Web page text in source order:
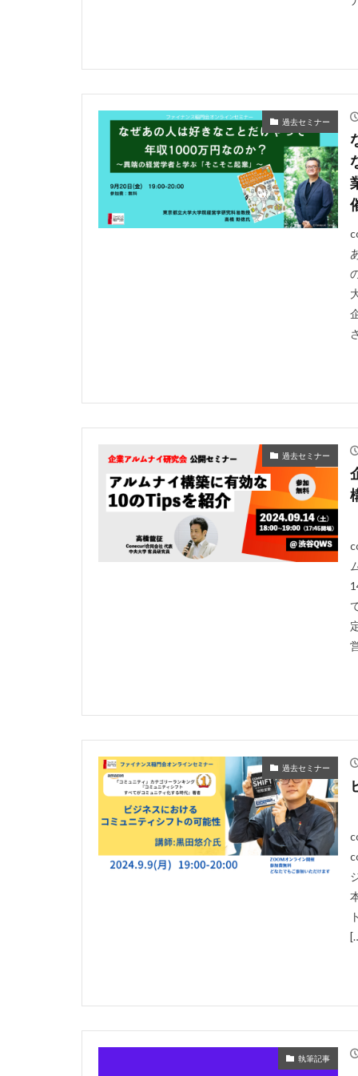
過去セミナー
過去セミナー
過去セミナー
執筆記事